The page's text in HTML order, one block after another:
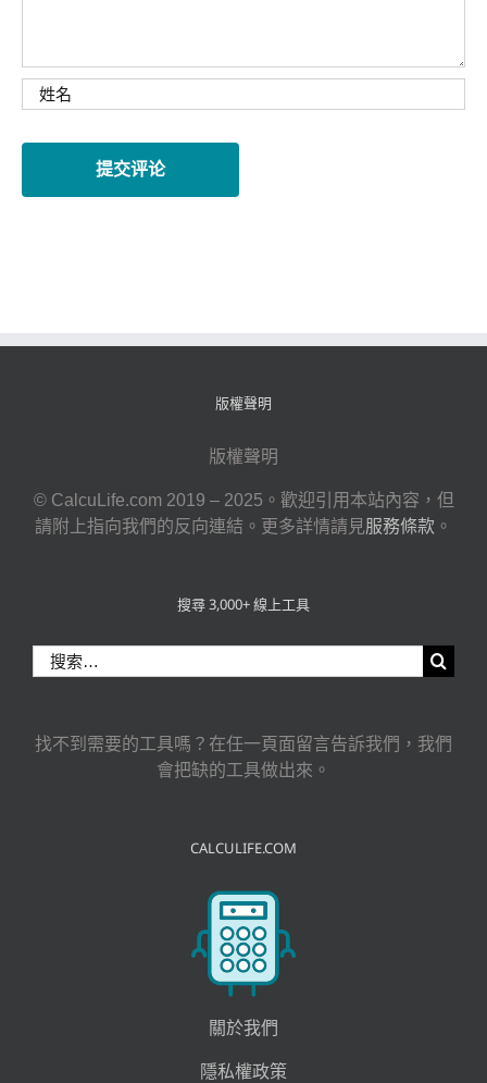
版權聲明
版權聲明
© CalcuLife.com 2019 – 2025。歡迎引用本站內容，但
請附上指向我們的反向連結。更多詳情請見服務條款 。
搜尋 3,000+ 線上工具
索
果：
找不到需要的工具嗎？在任一頁面留言告訴我們，我們
會把缺的工具做出來。
CALCULIFE.COM
關於我們
隱私權政策